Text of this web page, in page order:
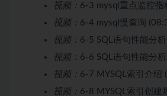
视频： 6-3 mysql重点监控指
视频： 6-4 mysql慢查询
视频： 6-5 SQL语句性能分
视频： 6-6 SQL语句性能分
视频： 6-7 MYSQL索引介绍
视频： 6-8 MYSQL索引创建